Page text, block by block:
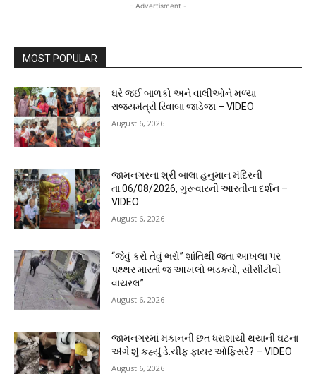
- Advertisment -
MOST POPULAR
ઘરે જઈ બાળકો અને વાલીઓને મળ્યા
રાજ્યમંત્રી રિવાબા જાડેજા – VIDEO
August 6, 2026
જામનગરના શ્રી બાલા હનુમાન મંદિરની
તા.06/08/2026, ગુરૂવારની આરતીના દર્શન –
VIDEO
August 6, 2026
“જેવું કરો તેવું ભરો” શાંતિથી જતા આખલા પર
પથ્થર મારતાં જ આખલો ભડક્યો, સીસીટીવી
વાયરલ”
August 6, 2026
જામનગરમાં મકાનની છત ધરાશાયી થયાની ઘટના
અંગે શું કહ્યું ડે.ચીફ ફાયર ઓફિસરે? – VIDEO
August 6, 2026